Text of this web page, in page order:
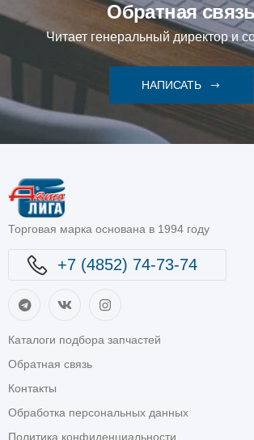
Обратная
Читает генеральный директор и
НАПИСАТЬ
Торговая марка основана в 1994 году
+7 (4852) 74-73-74
Каталоги подбора запчастей
Обратная связь
Контакты
Обработка персональных данных
Политика конфиденциальности